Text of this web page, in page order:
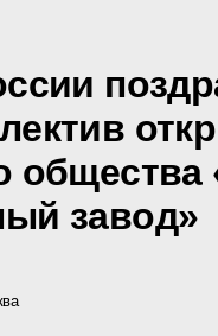
общества
завод»